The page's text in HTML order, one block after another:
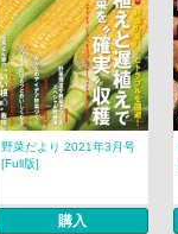
野菜だより 2021年3月号
[Full版]
購入